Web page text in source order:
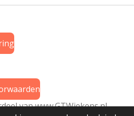
vanwww.GTWiekens.nl